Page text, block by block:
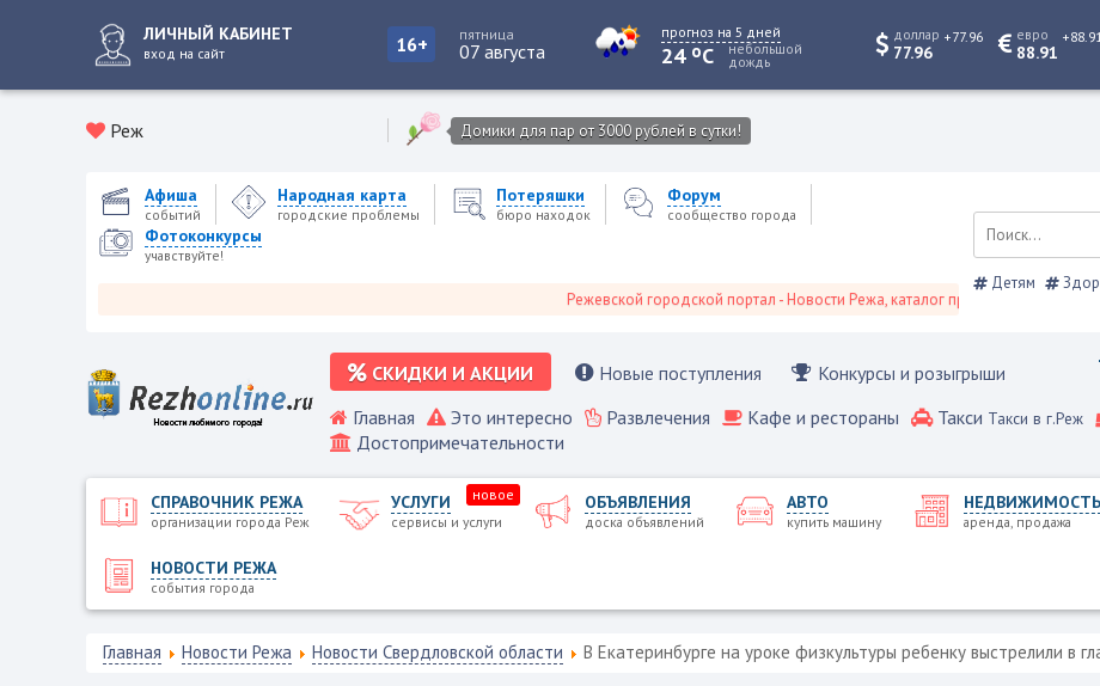
ЛИЧНЫЙ КАБИНЕТ
вход на сайт 16+ пятница
07 августа
прогноз на 5 дней
24 oC небольшой
дождь
доллар
77.96
+77.96 евро
88.91
Реж Домики для пар от 3000 рублей в сутки!
Афиша
событий
Народная карта
городские проблемы
Потеряшки
бюро находок
Форум
сообщество города
Фотоконкурсы
учавствуйте!
Режевской городской портал - Новости Режа, каталог предприятий, объявления,
Детям
СКИДКИ И АКЦИИ Новые поступления Конкурсы и розыгрыши
Главная Это интересно Развлечения Кафе и рестораны Такси Такси в г.Реж
Достопримечательности
СПРАВОЧНИК РЕЖА
организации города Реж
УСЛУГИ
сервисы и услуги
новое ОБЪЯВЛЕНИЯ
доска объявлений
АВТО
купить машину
НЕДВИЖИМОСТЬ
аренда, продажа
НОВОСТИ РЕЖА
события города
Главная Новости Режа Новости Свердловской области В Екатеринбурге на уроке физкультуры ребенку выстрелили в